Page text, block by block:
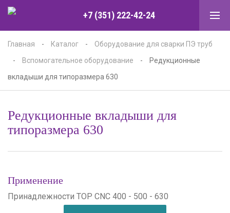
+7 (351) 222-42-24
Главная - Каталог -
Оборудование для сварки ПЭ труб
-
Вспомогательное оборудование -
Редукционные
вкладыши для типоразмера 630
Редукционные вкладыши для
типоразмера 630
Применение
Принадлежности TOP CNC 400 - 500 - 630